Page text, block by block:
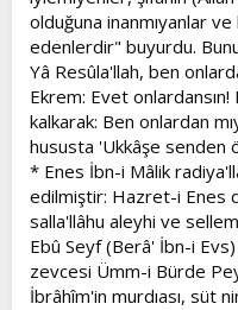
olduğuna inanmıyanlar
edenlerdir" buyurdu.
Yâ Resûla'llah, ben
Ekrem: Evet
kalkarak: Ben onlardan
hususta 'Ukkâşe senden
* Enes İbn-i Mâlik
edilmiştir: Hazret-i Enes
salla'llâhu aleyhi ve
Ebû Seyf (Berâ' İbn-i
zevcesi Ümm-i Bürde
İbrâhîm'in murdıası, süt